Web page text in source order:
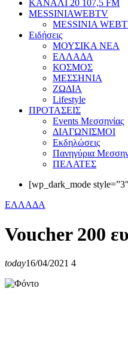
ΚΑΝΑΛΙ 20 107,5 FM
MESSINIAWEBTV
MESSINIA
Eιδήσεις
ΜΟΥΣΙΚΑ ΝΕΑ
ΕΛΛΑΔΑ
ΚΟΣΜΟΣ
ΜΕΣΣΗΝΙΑ
ΖΩΔΙΑ
Lifestyle
ΠΡΟΤΑΣΕΙΣ
Events Μεσσηνίας
ΔΙΑΓΩΝΙΣΜΟΙ
Εκδηλώσεις
Πανηγύρια
ΠΕΛΑΤΕΣ
[wp_dark_mode
ΕΛΛΑΔΑ
Voucher 200
today16/04/2021 4